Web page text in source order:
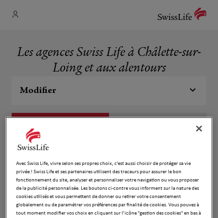
Les agences Swiss Life à Châlette-sur-
Loing et aux alentours
Modifier
1
2.45 km
10 Quai Du Patis
45200 Montargis
Fermé aujourd'hui
Ouvert sur rdv 09:00 - 12:00
Numéro
Avec Swiss Life, vivre selon ses propres choix, c’est aussi choisir de protéger sa vie
privée ! Swiss Life et ses partenaires utilisent des traceurs pour assurer le bon
fonctionnement du site, analyser et personnaliser votre navigation ou vous proposer
de la publicité personnalisée. Les boutons ci-contre vous informent sur la nature des
cookies utilisés et vous permettent de donner ou retirer votre consentement
globalement ou de paramétrer vos préférences par finalité de cookies. Vous pouvez à
tout moment modifier vos choix en cliquant sur l’icône "gestion des cookies" en bas à